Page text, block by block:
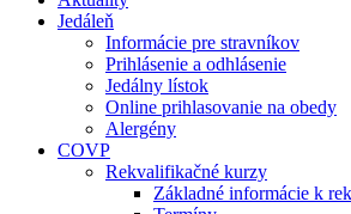
Jedáleň
Informácie pre stravníkov
Prihlásenie a odhlásenie
Jedálny lístok
Online prihlasovanie na obedy
Alergény
COVP
Rekvalifikačné kurzy
Základné informácie k